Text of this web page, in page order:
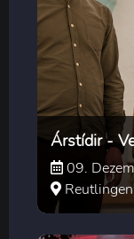
Árstídir -
09.
Reutlingen